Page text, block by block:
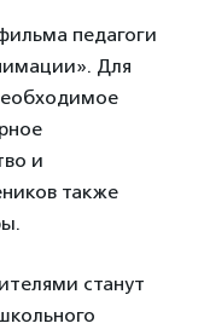
педагоги
Для
и
также
станут